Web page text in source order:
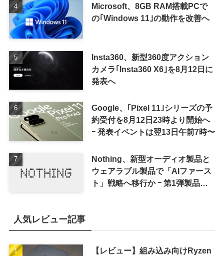
Microsoft、8GB RAM搭載PCで
の｢Windows 11｣の動作を改善へ
Insta360、新型360度アクション
カメラ｢Insta360 X6｣を8月12日に
発表へ
Google、｢Pixel 11｣シリーズの予
約受付を8月12日23時より開始へ
ｰ 発表イベントは翌13日午前7時〜
Nothing、新型オーディオ製品と
ウェアラブル製品で「AIファース
ト」戦略へ移行か ｰ 第1弾製品は
人気レビュー記事
【レビュー】組み込み向けRyzen